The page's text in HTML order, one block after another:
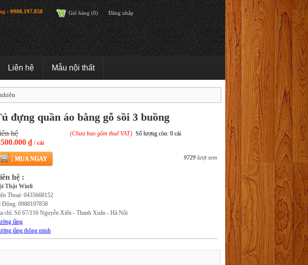
:0988.197.858 Giỏ hàng (0) Đăng nhập
Liên hệ Mẫu nội thất
đựng quần áo bằng gỗ sồi 3 buồng
hệ
₫ / cái
(Chưa bao gồm thuế VAT) Số lượng còn: 0 cái
MUA NGAY 9729 lượt xem
hệ :
Thật Winli
Thoại: 0435668152
Động: 0988197858
chỉ: Số 67/116 Nguyễn Xiển - Thanh Xuân - Hà Nội
tầng
tầng thông minh